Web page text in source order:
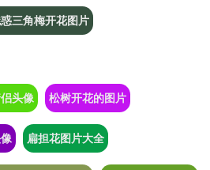
三角梅开花图片
头像 松树开花的图片
扁担花图片大全